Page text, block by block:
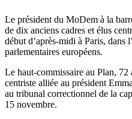
Le président du MoDem à la
de dix anciens cadres et élus
début d’après-midi à Paris, dans
parlementaires européens.
Le haut-commissaire au Plan,
centriste alliée au président
au tribunal correctionnel de la
15 novembre.